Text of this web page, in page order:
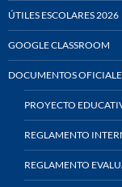
ÚTILES ESCOLARES 2026
GOOGLE CLASSROOM
DOCUMENTOS
PROYECTO
REGLAMENTO
REGLAMENTO